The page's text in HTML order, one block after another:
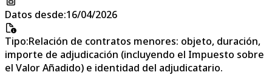
Datos desde:16/04/2026
Tipo:Relación de contratos menores: objeto, duración,
importe de adjudicación (incluyendo el Impuesto sobre
el Valor Añadido) e identidad del adjudicatario.